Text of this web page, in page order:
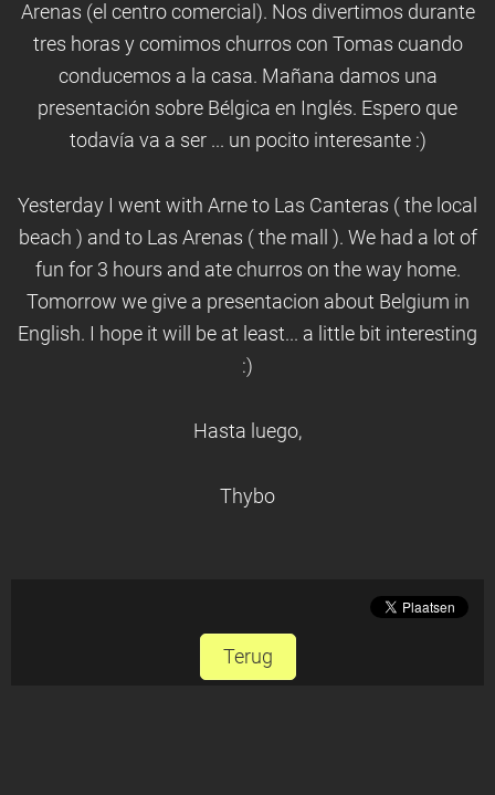
Arenas (el centro comercial). Nos divertimos durante
tres horas y comimos churros con Tomas cuando
conducemos a la casa. Mañana damos una
presentación sobre Bélgica en Inglés. Espero que
todavía va a ser ... un pocito interesante :)
Yesterday I went with Arne to Las Canteras ( the local
beach ) and to Las Arenas ( the mall ). We had a lot of
fun for 3 hours and ate churros on the way home.
Tomorrow we give a presentacion about Belgium in
English. I hope it will be at least... a little bit interesting
:)
Hasta luego,
Thybo
Terug